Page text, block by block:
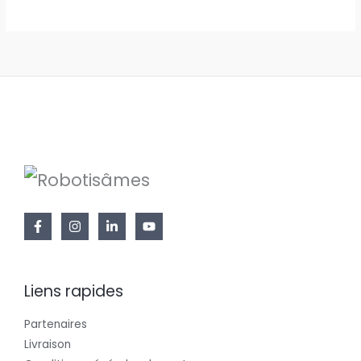
Liens rapides
Partenaires
Livraison